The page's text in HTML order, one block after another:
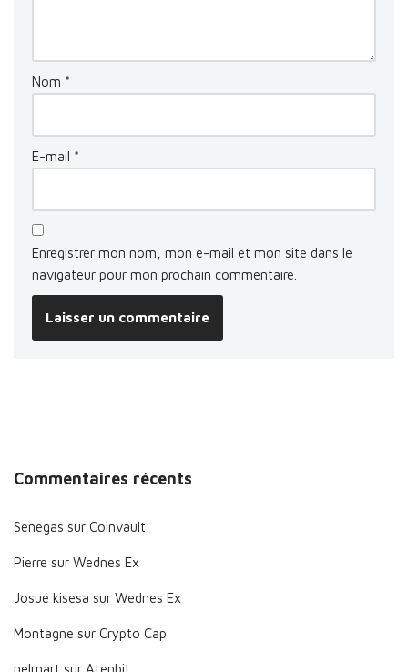
Nom *
E-mail *
Enregistrer mon nom, mon e-mail et mon site dans le
navigateur pour mon prochain commentaire.
Commentaires récents
Senegas sur Coinvault
Pierre sur Wednes Ex
Josué kisesa sur Wednes Ex
Montagne sur Crypto Cap
nelmart sur Atenbit